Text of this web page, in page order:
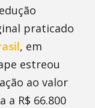
praticado
, em
estreou
ao valor
a R$ 66.800